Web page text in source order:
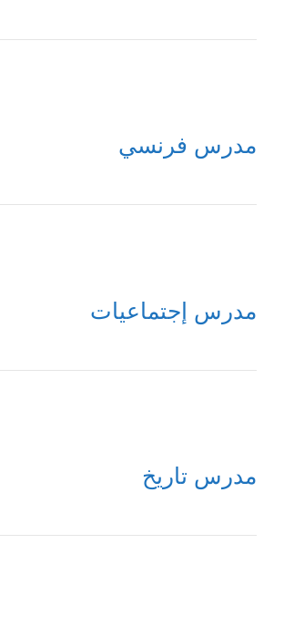
مدرس فرنسي
مدرس إجتماعيات
مدرس تاريخ